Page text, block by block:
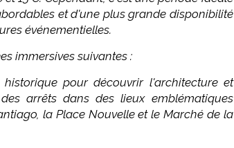
et d'une plus grande disponibilité
événementielles.
immersives suivantes :
pour découvrir l'architecture et
arrêts dans des lieux emblématiques
la Place Nouvelle et le Marché de la